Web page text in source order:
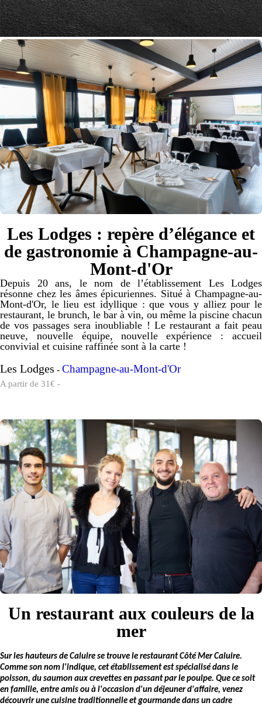
Les Lodges : repère d’élégance et
de gastronomie à Champagne-au-
Mont-d'Or
Depuis 20 ans, le nom de l’établissement Les Lodges
résonne chez les âmes épicuriennes. Situé à Champagne-au-
Mont-d'Or, le lieu est idyllique : que vous y alliez pour le
restaurant, le brunch, le bar à vin, ou même la piscine chacun
de vos passages sera inoubliable ! Le restaurant a fait peau
neuve, nouvelle équipe, nouvelle expérience : accueil
convivial et cuisine raffinée sont à la carte !
Les Lodges - Champagne-au-Mont-d'Or
A partir de 31€ -
Un restaurant aux couleurs de la
mer
Sur les hauteurs de Caluire se trouve le restaurant Côté Mer Caluire.
Comme son nom l'indique, cet établissement est spécialisé dans le
poisson, du saumon aux crevettes en passant par le poulpe. Que ce soit
en famille, entre amis ou à l'occasion d'un déjeuner d'affaire, venez
découvrir une cuisine traditionnelle et gourmande dans un cadre